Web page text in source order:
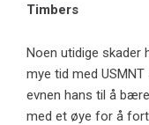
Timbers
Noen utidige skader
mye tid med
evnen hans til å
med et øye for å